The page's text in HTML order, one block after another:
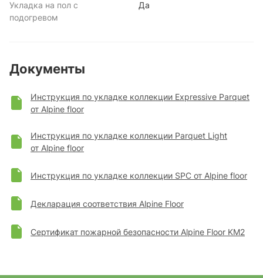
Укладка на пол с
подогревом
Да
Документы
Инструкция по укладке коллекции Expressive Parquet
от Alpine floor
Инструкция по укладке коллекции Parquet Light
от Alpine floor
Инструкция по укладке коллекции SPC от Alpine floor
Декларация соответствия Alpine Floor
Сертификат пожарной безопасности Alpine Floor KM2